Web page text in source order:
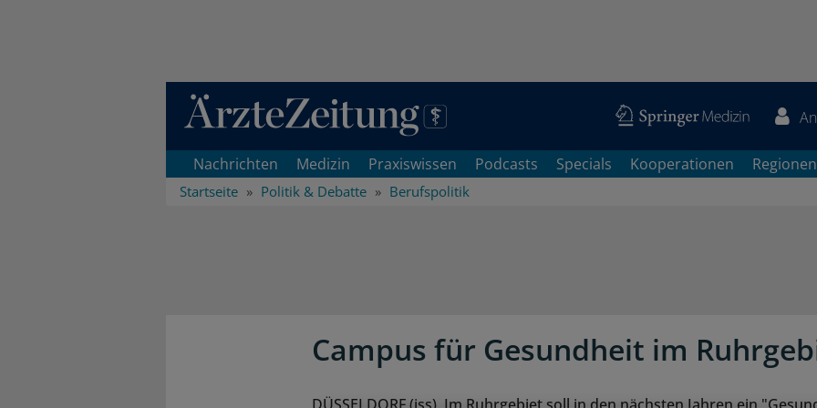
Direkt zum Inhaltsbereich
Nachrichten Medizin Praxiswissen Podcasts Specials Kooperationen Regionen
Startseite Politik & Debatte Berufspolitik
Campus für Gesundheit im